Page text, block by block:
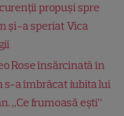
propuși spre
și-a speriat Vica
Rose însărcinată în
s-a îmbrăcat iubita lui
„Ce frumoasă ești”